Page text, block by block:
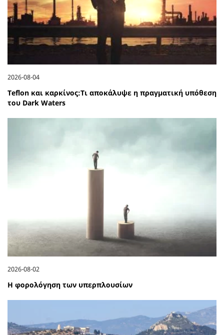
2026-08-04
Teflon και καρκίνος:Τι αποκάλυψε η πραγματική υπόθεση
του Dark Waters
2026-08-02
Η φορολόγηση των υπερπλουσίων